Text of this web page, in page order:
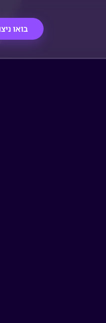
בואו ניצור